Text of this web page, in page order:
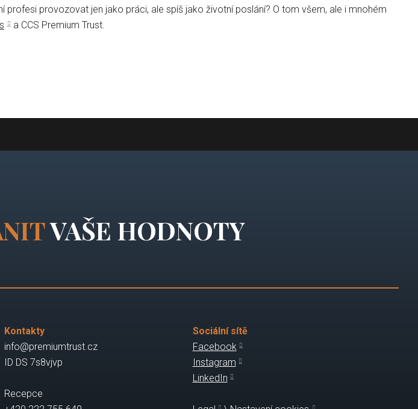
provozovat jen jako práci, ale spíš jako životní poslání? O tom všem, ale i mnohém
a CCS Premium Trust.
VAŠE HODNOTY
Kontakty
info@premiumtrust.cz
ID DS 7s8vjvp
Recepce
Sociální sítě
Facebook
Instagram
LinkedIn